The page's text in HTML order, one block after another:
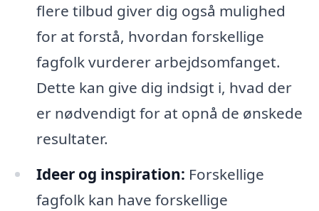
flere tilbud giver dig også mulighed
for at forstå, hvordan forskellige
fagfolk vurderer arbejdsomfanget.
Dette kan give dig indsigt i, hvad der
er nødvendigt for at opnå de ønskede
resultater.
Ideer og inspiration: Forskellige
fagfolk kan have forskellige